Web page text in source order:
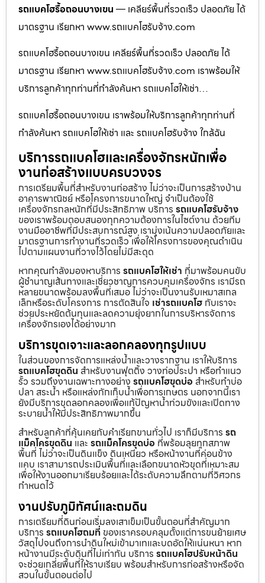
รถแบคโฮรื้อถอนบางเขน — เคลียร์พื้นที่รวดเร็ว ปลอดภัย ได้
มาตรฐาน เรียกหา www.รถแบคโฮรับจ้าง.com
รถแบคโฮรื้อถอนบางเขน เคลียร์พื้นที่รวดเร็ว ปลอดภัย ได้
มาตรฐาน เรียกหา www.รถแบคโฮรับจ้าง.com เราพร้อมให้
บริการลูกค้าทุกท่านที่กำลังค้นหา รถแบคโฮให้เช่า…
รถแบคโฮรื้อถอนบางเขน เราพร้อมให้บริการลูกค้าทุกท่านที่
กำลังค้นหา รถแบคโฮให้เช่า และ รถแบคโฮรับจ้าง ใกล้ฉัน
บริการรถแบคโฮและเครื่องจักรหนักเพื่อ
งานก่อสร้างแบบครบวงจร
การเตรียมพื้นที่สำหรับงานก่อสร้าง ไม่ว่าจะเป็นการสร้างบ้าน
อาคารพาณิชย์ หรือโครงการขนาดใหญ่ จำเป็นต้องใช้
เครื่องจักรกลหนักที่มีประสิทธิภาพ บริการ รถแบคโฮรับจ้าง
ของเราพร้อมตอบสนองทุกความต้องการในไซต์งาน ด้วยทีม
งานมืออาชีพที่มีประสบการณ์สูง เรามุ่งเน้นความปลอดภัยและ
มาตรฐานการทำงานที่รวดเร็ว เพื่อให้โครงการของคุณดำเนิน
ไปตามแผนงานที่วางไว้โดยไม่มีสะดุด
หากคุณกำลังมองหาบริการ รถแบคโฮให้เช่า ที่มาพร้อมคนขับ
ผู้ชำนาญเส้นทางและเชี่ยวชาญการควบคุมเครื่องจักร เรามีรถ
หลายขนาดพร้อมลงพื้นที่เสมอ ไม่ว่าจะเป็นงานรับเหมาสเกล
เล็กหรือระดับโครงการ การตัดสินใจ เช่ารถแบคโฮ กับเราจะ
ช่วยประหยัดต้นทุนและลดความยุ่งยากในการบริหารจัดการ
เครื่องจักรเองได้อย่างมาก
บริการขุดเจาะและลอกคลองทุกรูปแบบ
ในส่วนของการจัดการแหล่งน้ำและวางรากฐาน เราให้บริการ
รถแบคโฮขุดดิน สำหรับงานฟุตติ้ง วางท่อประปา หรือทำแนว
รั้ว รวมถึงงานเฉพาะทางอย่าง รถแบคโฮขุดบ่อ สำหรับทำบ่อ
ปลา สระน้ำ หรือแหล่งกักเก็บน้ำเพื่อการเกษตร นอกจากนี้เรา
ยังมีบริการขุดลอกคลองเพื่อแก้ปัญหาน้ำท่วมขังและเปิดทาง
ระบายน้ำให้มีประสิทธิภาพมากขึ้น
สำหรับลูกค้าที่คุ้นเคยกับคำเรียกขานทั่วไป เราก็มีบริการ รถ
แม็คโครขุดดิน และ รถแม็คโครขุดบ่อ ที่พร้อมลุยทุกสภาพ
พื้นที่ ไม่ว่าจะเป็นดินแข็ง ดินเหนียว หรือหน้างานที่ค่อนข้าง
แคบ เราสามารถประเมินพื้นที่และเลือกขนาดหัวขุดที่เหมาะสม
เพื่อให้งานออกมาเรียบร้อยและได้ระดับความลึกตามที่วิศวกร
กำหนดไว้
งานปรับภูมิทัศน์และถมดิน
การเตรียมที่ดินก่อนเริ่มลงเสาเข็มเป็นขั้นตอนที่สำคัญมาก
บริการ รถแบคโฮถมที่ ของเราครอบคลุมตั้งแต่การขนย้ายเศษ
วัสดุไปจนถึงการนำดินใหม่เข้ามาเทและบดอัดให้แน่นหนา หาก
หน้างานมีระดับดินที่ไม่เท่ากัน บริการ รถแบคโฮปรับหน้าดิน
จะช่วยเกลี่ยพื้นที่ให้ราบเรียบ พร้อมสำหรับการก่อสร้างหรือจัด
สวนในขั้นตอนต่อไป